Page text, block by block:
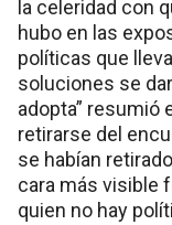
la celeridad con
hubo en las
políticas que
soluciones se
adopta” resumió
retirarse del
se habían
cara más visible
quien no hay